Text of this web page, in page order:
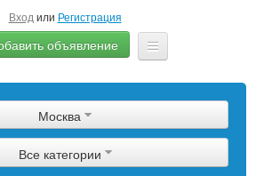
Вход или Регистрация
объявление
Сырье
Изделия
Москва
Все категории